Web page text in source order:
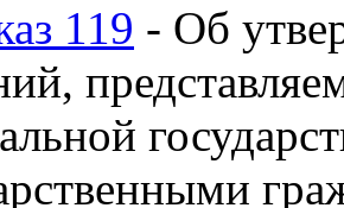
119 - Об